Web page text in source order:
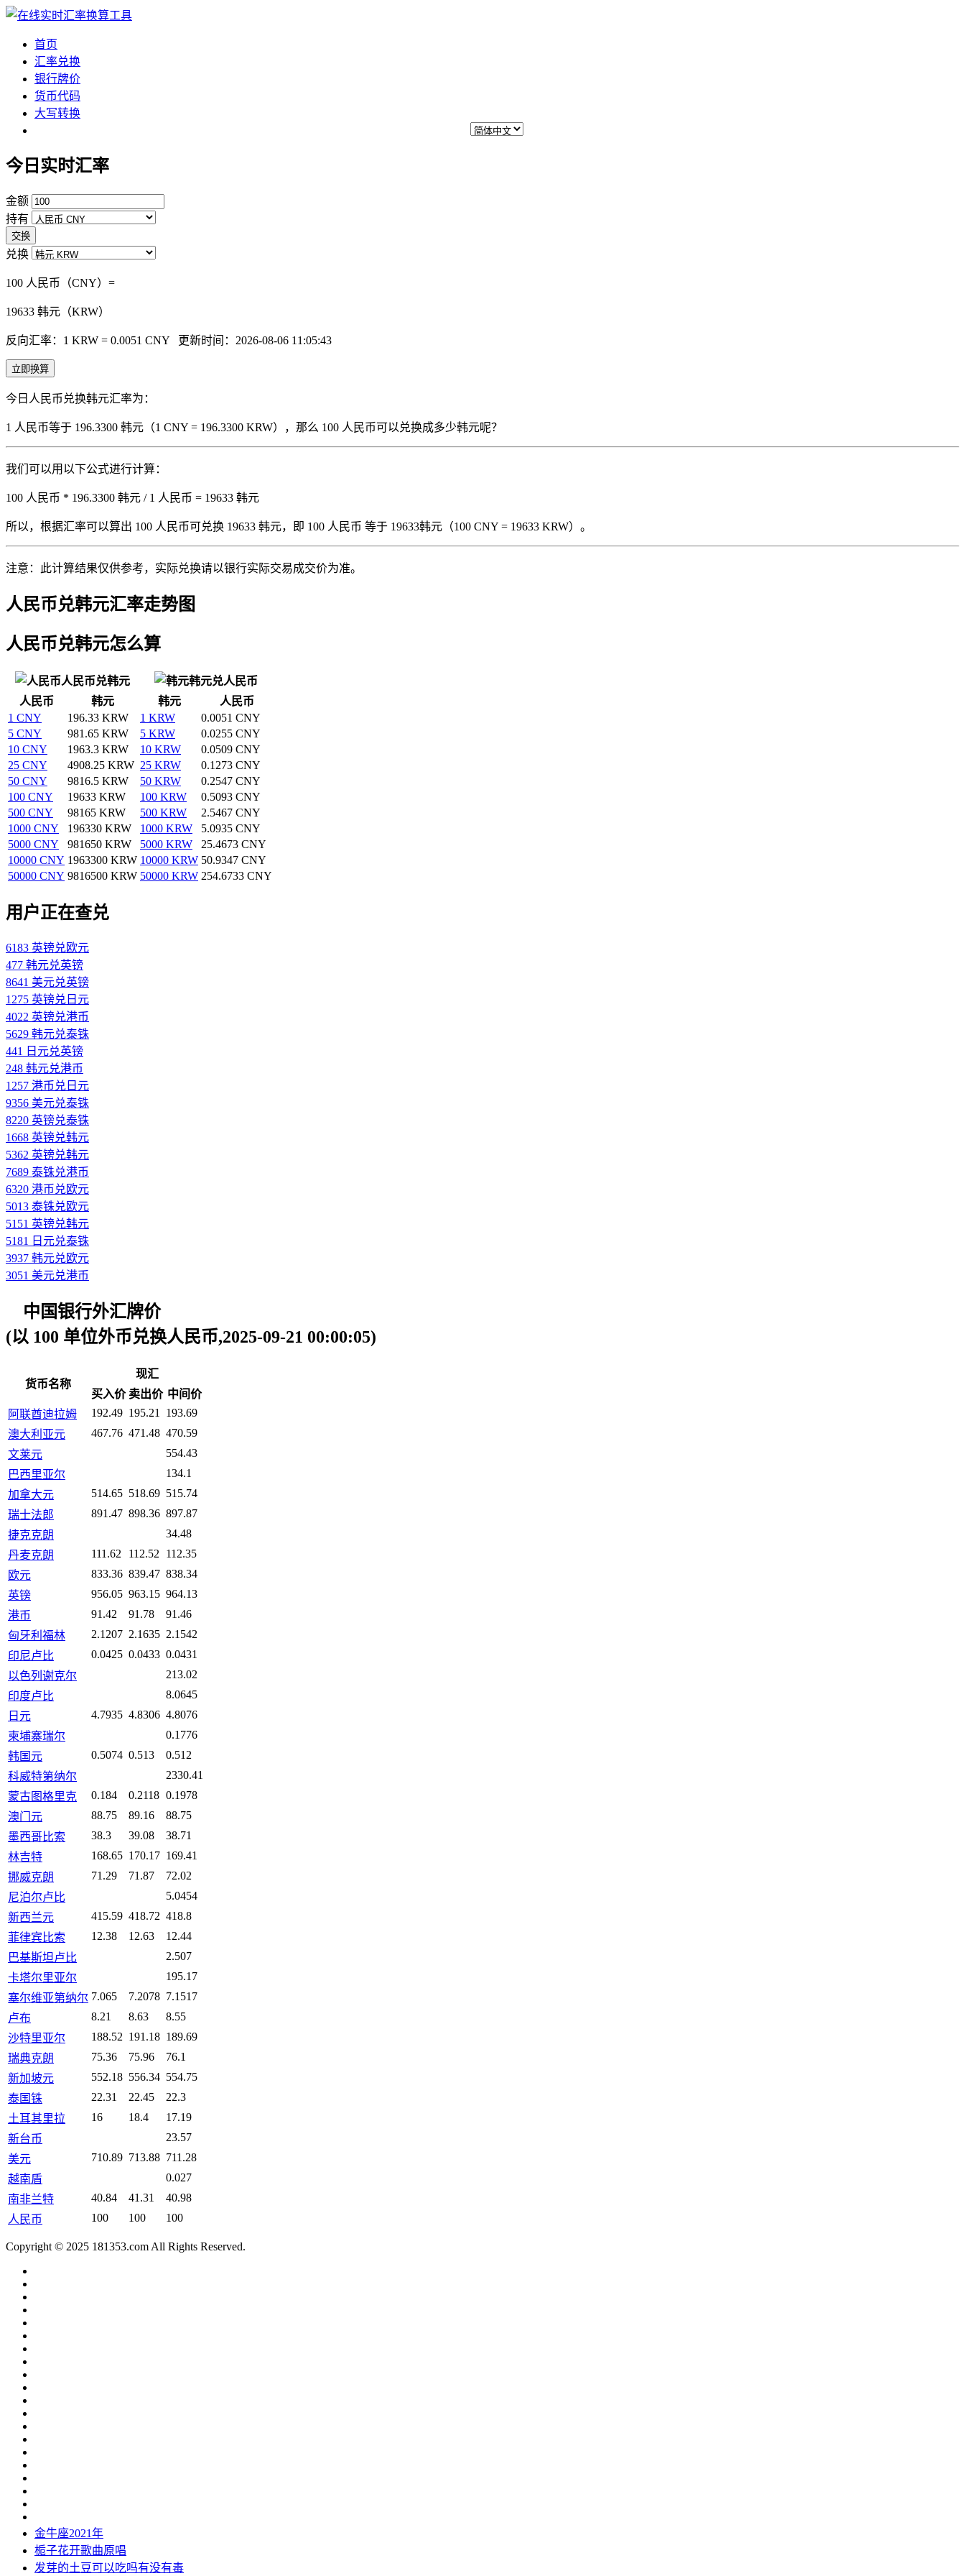
首页
汇率兑换
银行牌价
货币代码
大写转换
今日实时汇率
金额
持有
交换
兑换
100 人民币（CNY）=
19633 韩元（KRW）
反向汇率：1 KRW = 0.0051 CNY 更新时间：2026-08-06 11:05:43
立即换算
今日人民币兑换韩元汇率为：
1 人民币等于 196.3300 韩元（1 CNY = 196.3300 KRW），那么 100 人民币可以兑换成多少韩元呢？
我们可以用以下公式进行计算：
100 人民币 * 196.3300 韩元 / 1 人民币 = 19633 韩元
所以，根据汇率可以算出 100 人民币可兑换 19633 韩元，即 100 人民币 等于 19633韩元（100 CNY = 19633 KRW）。
注意：此计算结果仅供参考，实际兑换请以银行实际交易成交价为准。
人民币兑韩元汇率走势图
人民币兑韩元怎么算
人民币兑韩元
韩元兑人民币
人民币
韩元 韩元
人民币
1 CNY
196.33 KRW 1 KRW
0.0051 CNY
5 CNY
981.65 KRW 5 KRW
0.0255 CNY
10 CNY
1963.3 KRW 10 KRW
0.0509 CNY
25 CNY
4908.25 KRW 25 KRW
0.1273 CNY
50 CNY
9816.5 KRW 50 KRW
0.2547 CNY
100 CNY
19633 KRW 100 KRW
0.5093 CNY
500 CNY
98165 KRW 500 KRW
2.5467 CNY
1000 CNY
196330 KRW 1000 KRW
5.0935 CNY
5000 CNY
981650 KRW 5000 KRW
25.4673 CNY
10000 CNY 1963300 KRW 10000 KRW 50.9347 CNY
50000 CNY 9816500 KRW 50000 KRW 254.6733 CNY
用户正在查兑
6183 英镑兑欧元
477 韩元兑英镑
8641 美元兑英镑
1275 英镑兑日元
4022 英镑兑港币
5629 韩元兑泰铢
441 日元兑英镑
248 韩元兑港币
1257 港币兑日元
9356 美元兑泰铢
8220 英镑兑泰铢
1668 英镑兑韩元
5362 英镑兑韩元
7689 泰铢兑港币
6320 港币兑欧元
5013 泰铢兑欧元
5151 英镑兑韩元
5181 日元兑泰铢
3937 韩元兑欧元
3051 美元兑港币
中国银行外汇牌价
(以 100 单位外币兑换人民币,2025-09-21 00:00:05)
货币名称
现汇
买入价 卖出价 中间价
阿联酋迪拉姆
192.49 195.21
193.69
澳大利亚元
467.76 471.48 470.59
文莱元
554.43
巴西里亚尔
134.1
加拿大元
514.65 518.69 515.74
瑞士法郎
891.47 898.36 897.87
捷克克朗
34.48
丹麦克朗
111.62 112.52
112.35
欧元
833.36 839.47 838.34
英镑
956.05 963.15 964.13
港币
91.42 91.78
91.46
匈牙利福林
2.1207 2.1635 2.1542
印尼卢比
0.0425 0.0433 0.0431
以色列谢克尔
213.02
印度卢比
8.0645
日元
4.7935 4.8306 4.8076
柬埔寨瑞尔
0.1776
韩国元
0.5074 0.513
0.512
科威特第纳尔
2330.41
蒙古图格里克
0.184 0.2118 0.1978
澳门元
88.75 89.16
88.75
墨西哥比索
38.3 39.08
38.71
林吉特
168.65 170.17 169.41
挪威克朗
71.29 71.87
72.02
尼泊尔卢比
5.0454
新西兰元
415.59 418.72 418.8
菲律宾比索
12.38 12.63
12.44
巴基斯坦卢比
2.507
卡塔尔里亚尔
195.17
塞尔维亚第纳尔 7.065 7.2078 7.1517
卢布
8.21 8.63
8.55
沙特里亚尔
188.52 191.18 189.69
瑞典克朗
75.36 75.96
76.1
新加坡元
552.18 556.34 554.75
泰国铢
22.31 22.45
22.3
土耳其里拉
16 18.4
17.19
新台币
23.57
美元
710.89 713.88 711.28
越南盾
0.027
南非兰特
40.84 41.31
40.98
人民币
100 100 100
Copyright © 2025 181353.com All Rights Reserved.
金牛座2021年
栀子花开歌曲原唱
发芽的土豆可以吃吗有没有毒